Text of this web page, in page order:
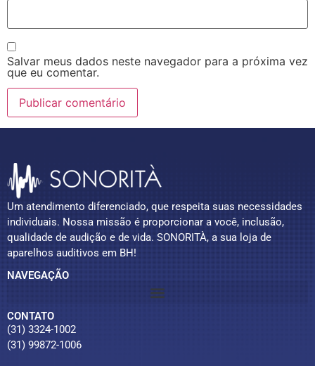
Salvar meus dados neste navegador para a próxima vez
que eu comentar.
Um atendimento diferenciado, que respeita suas necessidades
individuais. Nossa missão é proporcionar a você, inclusão,
qualidade de audição e de vida. SONORITÀ, a sua loja de
aparelhos auditivos em BH!
NAVEGAÇÃO
CONTATO
(31) 3324-1002
(31) 99872-1006